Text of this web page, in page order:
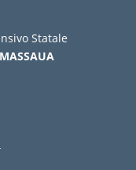
Statale